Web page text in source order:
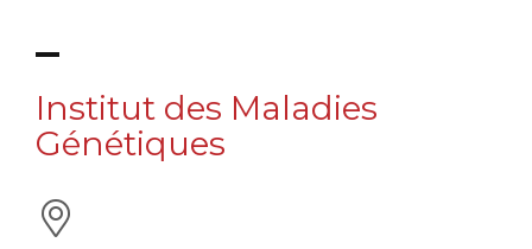
Institut des Maladies
Génétiques